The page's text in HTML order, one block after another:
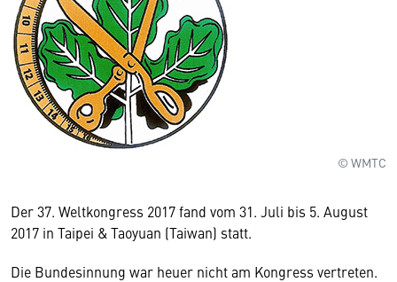
© WMTC
Der 37. Weltkongress 2017 fand vom 31. Juli bis 5. August
2017 in Taipei & Taoyuan (Taiwan) statt.
Die Bundesinnung war heuer nicht am Kongress vertreten.